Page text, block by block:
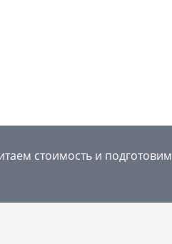
стоимость и подготовим